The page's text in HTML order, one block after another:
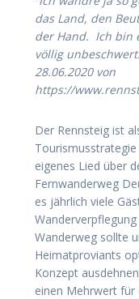
das Land, den
der Hand. Ich bin
völlig
28.06.2020 von
https://
Der Rennsteig ist
eigenes Lied über
Fernwanderweg
es jährlich viele
Wanderweg sollte
Heimatproviants
Konzept
einen Mehrwert für